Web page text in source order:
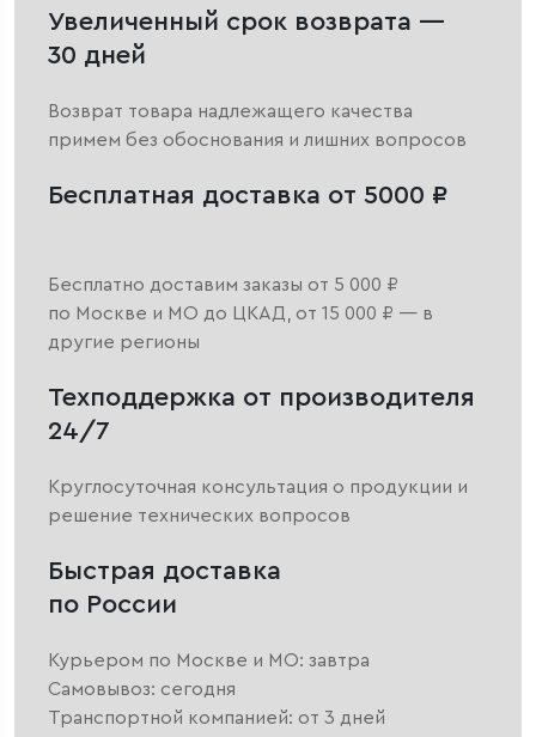
Увеличенный срок возврата —
30 дней
Возврат товара надлежащего качества
примем без обоснования и лишних вопросов
Бесплатная доставка от 5000 ₽
Бесплатно доставим заказы от 5 000 ₽
по Москве и МО до ЦКАД, от 15 000 ₽ — в
другие регионы
Техподдержка от производителя
24/7
Круглосуточная консультация о продукции и
решение технических вопросов
Быстрая доставка
по России
Курьером по Москве и МО: завтра
Самовывоз: сегодня
Транспортной компанией: от 3 дней